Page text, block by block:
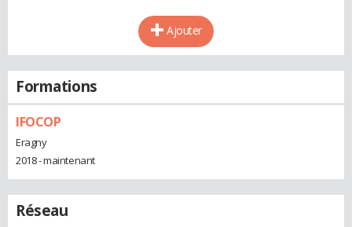
Ajouter
Formations
IFOCOP
Eragny
2018 - maintenant
Réseau